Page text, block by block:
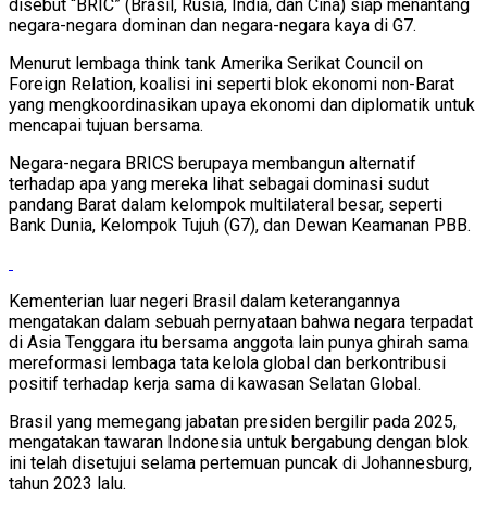
disebut “BRIC” (Brasil, Rusia, India, dan Cina) siap menantang
negara-negara dominan dan negara-negara kaya di G7.
Menurut lembaga think tank Amerika Serikat Council on
Foreign Relation, koalisi ini seperti blok ekonomi non-Barat
yang mengkoordinasikan upaya ekonomi dan diplomatik untuk
mencapai tujuan bersama.
Negara-negara BRICS berupaya membangun alternatif
terhadap apa yang mereka lihat sebagai dominasi sudut
pandang Barat dalam kelompok multilateral besar, seperti
Bank Dunia, Kelompok Tujuh (G7), dan Dewan Keamanan PBB.
Kementerian luar negeri Brasil dalam keterangannya
mengatakan dalam sebuah pernyataan bahwa negara terpadat
di Asia Tenggara itu bersama anggota lain punya ghirah sama
mereformasi lembaga tata kelola global dan berkontribusi
positif terhadap kerja sama di kawasan Selatan Global.
Brasil yang memegang jabatan presiden bergilir pada 2025,
mengatakan tawaran Indonesia untuk bergabung dengan blok
ini telah disetujui selama pertemuan puncak di Johannesburg,
tahun 2023 lalu.